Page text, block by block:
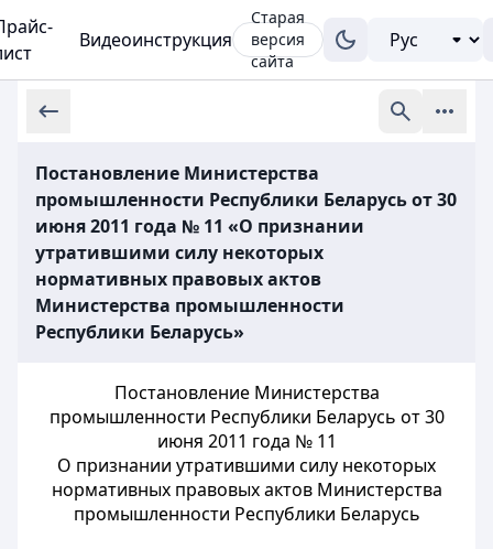
Видеоинструкция
Старая
версия
сайта
Постановление Министерства
промышленности Республики Беларусь от 30
июня 2011 года № 11 «О признании
утратившими силу некоторых
нормативных правовых актов
Министерства промышленности
Республики Беларусь»
Постановление Министерства
промышленности Республики Беларусь от 30
июня 2011 года № 11
О признании утратившими силу некоторых
нормативных правовых актов Министерства
промышленности Республики Беларусь